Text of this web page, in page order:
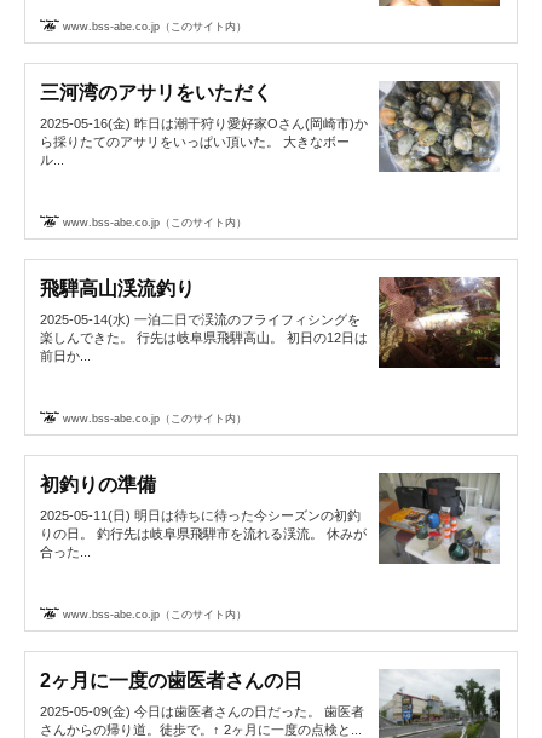
www.bss-abe.co.jp（このサイト内）
三河湾のアサリをいただく
2025-05-16(金) 昨日は潮干狩り愛好家Oさん(岡崎市)か
ら採りたてのアサリをいっぱい頂いた。 大きなボー
ル...
www.bss-abe.co.jp（このサイト内）
飛騨高山渓流釣り
2025-05-14(水) 一泊二日で渓流のフライフィシングを
楽しんできた。 行先は岐阜県飛騨高山。 初日の12日は
前日か...
www.bss-abe.co.jp（このサイト内）
初釣りの準備
2025-05-11(日) 明日は待ちに待った今シーズンの初釣
りの日。 釣行先は岐阜県飛騨市を流れる渓流。 休みが
合った...
www.bss-abe.co.jp（このサイト内）
2ヶ月に一度の歯医者さんの日
2025-05-09(金) 今日は歯医者さんの日だった。 歯医者
さんからの帰り道。徒歩で。↑ 2ヶ月に一度の点検と...